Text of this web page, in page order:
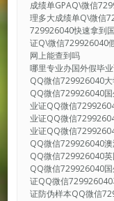
成绩单GPAQ\微信
理多大成绩单Q\微信
729926040快速拿到
证Q\微信729926040
网上能查到吗
哪里专业办国外假毕
QQ微信729926040
QQ微信729926040
业证QQ微信
业证QQ微信
业证QQ微信
QQ微信729926040
QQ微信729926040
QQ微信729926040
证QQ微信
证防伪样本QQ微信